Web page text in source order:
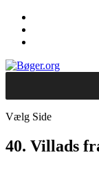
Vælg Side
40. Villads